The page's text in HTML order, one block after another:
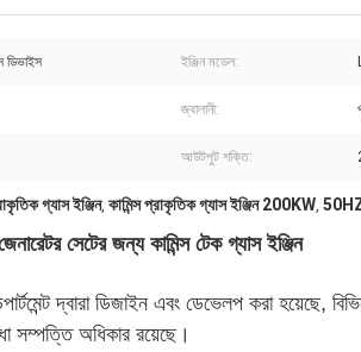
ডিভাইস ইঞ্জিন মডেল:
জ্বালানী:
আউটপুট শক্তি:
গ্যাস ইঞ্জিন, কামিন্স প্রাকৃতিক গ্যাস ইঞ্জিন 200KW, 50HZ
সেটের জন্য কামিন্স টেক গ্যাস ইঞ্জিন
দ্বারা ডিজাইন এবং ডেভেলপ করা হয়েছে,
সম্পত্তি অধিকার রয়েছে।